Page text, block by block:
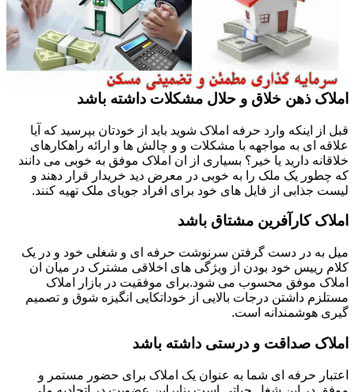
املاک ذهن خلاق و حلال مشکلات داشته باشد
قبل از اینکه وارد حرفه املاک شوید باید از خودتان بپرسید که آیا
علاقه ای به مواجهه با مشکلات و و چالش ها و ارائه راهکارهای
خلاقانه دارید یا خیر؟ بسیاری از ان املاک موفق به خوبی می دانند
که چطور یک ملک را به خوبی در معرض دید خریدار قرار دهند و
لیست جذابی از فایل های خود برای افراد جویای ملک تهیه کنند.
املاک کارآفرین مشتاق باشد
میل به در دست گرفتن سرنوشت حرفه ای و شغلی خود و در یک
کلام رییس خود بودن از ویژگی های اخلاقی مشترک در میان ان
املاک موفق محسوب می شود.برای موفقیت در بازار املاک
مستلزم داشتن درجات بالایی از خوداتکایی انگیزه شوق و تصمیم
گیری هوشمندانه است.
املاک صداقت و درستی داشته باشد
اعتبار حرفه ای شما به عنوان یک املاک برای حضور مستمر و